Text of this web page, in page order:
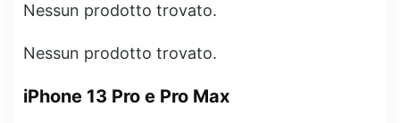
Nessun prodotto trovato.
Nessun prodotto trovato.
iPhone 13 Pro e Pro Max